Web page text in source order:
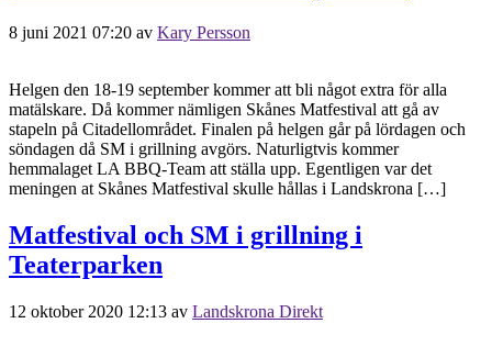
8 juni 2021 07:20 av Kary Persson
Helgen den 18-19 september kommer att bli något extra för alla
matälskare. Då kommer nämligen Skånes Matfestival att gå av
stapeln på Citadellområdet. Finalen på helgen går på lördagen och
söndagen då SM i grillning avgörs. Naturligtvis kommer
hemmalaget LA BBQ-Team att ställa upp. Egentligen var det
meningen at Skånes Matfestival skulle hållas i Landskrona […]
Matfestival och SM i grillning i
Teaterparken
12 oktober 2020 12:13 av Landskrona Direkt